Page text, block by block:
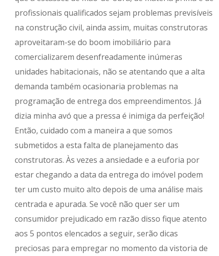
profissionais qualificados sejam problemas previsíveis
na construção civil, ainda assim, muitas construtoras
aproveitaram-se do boom imobiliário para
comercializarem desenfreadamente inúmeras
unidades habitacionais, não se atentando que a alta
demanda também ocasionaria problemas na
programação de entrega dos empreendimentos. Já
dizia minha avó que a pressa é inimiga da perfeição!
Então, cuidado com a maneira a que somos
submetidos a esta falta de planejamento das
construtoras. Às vezes a ansiedade e a euforia por
estar chegando a data da entrega do imóvel podem
ter um custo muito alto depois de uma análise mais
centrada e apurada. Se você não quer ser um
consumidor prejudicado em razão disso fique atento
aos 5 pontos elencados a seguir, serão dicas
preciosas para empregar no momento da vistoria de